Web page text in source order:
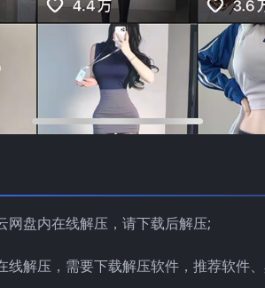
网盘内在线解压，请下载后解压;
线解压，需要下载解压软件，推荐软件